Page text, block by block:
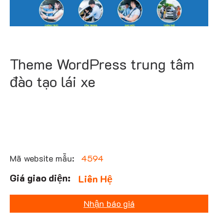
Theme WordPress trung tâm
đào tạo lái xe
Mã website mẫu: 4594
Liên Hệ
Nhận báo giá